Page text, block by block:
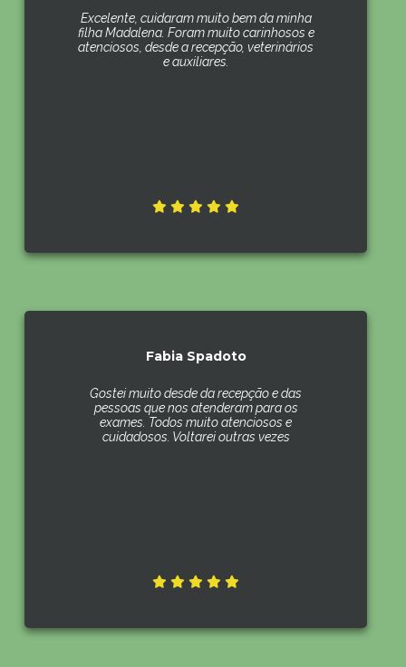
Excelente, cuidaram muito bem da minha
filha Madalena. Foram muito carinhosos e
atenciosos, desde a recepção, veterinários
e auxiliares.
Fabia Spadoto
Gostei muito desde da recepção e das
pessoas que nos atenderam para os
exames. Todos muito atenciosos e
cuidadosos. Voltarei outras vezes